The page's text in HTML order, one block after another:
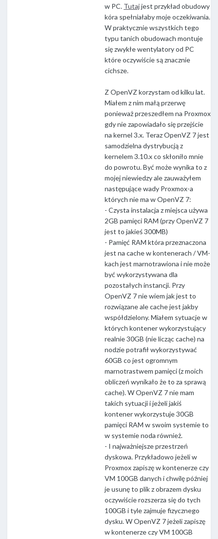
w PC. Tutajjest przykład obudowy
kóra spełniałaby moje oczekiwania.
W praktycznie wszystkich tego
typu tanich obudowach montuje
się zwykłe wentylatory od PC
które oczywiście są znacznie
cichsze.
Z OpenVZ korzystam od kilku lat.
Miałem z nim małą przerwę
ponieważ przeszedłem na Proxmox
gdy nie zapowiadało się przejście
na kernel 3.x. Teraz OpenVZ 7 jest
samodzielna dystrybucją z
kernelem 3.10.x co skłoniło mnie
do powrotu. Być może wynika to z
mojej niewiedzy ale zauważyłem
następujące wady Proxmox-a
których nie ma w OpenVZ 7:
- Czysta instalacja z miejsca używa
2GB pamięci RAM (przy OpenVZ 7
jest to jakieś 300MB)
- Pamięć RAM która przeznaczona
jest na cache w kontenerach / VM-
kach jest marnotrawiona i nie może
być wykorzystywana dla
pozostałych instancji. Przy
OpenVZ 7 nie wiem jak jest to
rozwiązane ale cache jest jakby
współdzielony. Miałem sytuacje w
których kontener wykorzystujący
realnie 30GB (nie licząc cache) na
nodzie potrafił wykorzystywać
60GB co jest ogromnym
marnotrastwem pamięci (z moich
obliczeń wynikało że to za sprawą
cache). W OpenVZ 7 nie mam
takich sytuacji i jeżeli jakiś
kontener wykorzystuje 30GB
pamięci RAM w swoim systemie to
w systemie noda również.
- I najważniejsze przestrzeń
dyskowa. Przykładowo jeżeli w
Proxmox zapiszę w kontenerze czy
VM 100GB danych i chwilę później
je usunę to plik z obrazem dysku
oczywiście rozszerza się do tych
100GB i tyle zajmuje fizycznego
dysku. W OpenVZ 7 jeżeli zapiszę
w kontenerze czy VM 100GB